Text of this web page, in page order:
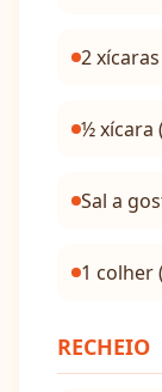
2
½ xícara
Sal a
1 colher
RECHEIO